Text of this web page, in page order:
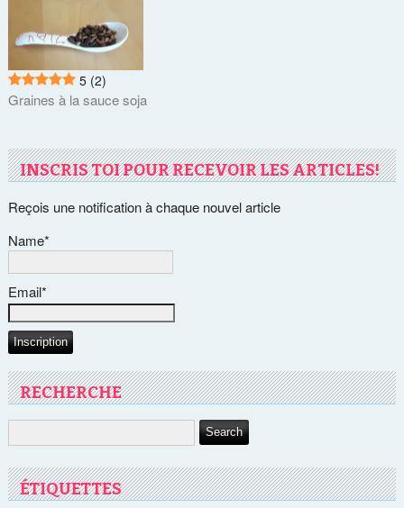
5 (2)
Graines à la sauce soja
INSCRIS TOI POUR RECEVOIR LES ARTICLES!
Reçois une notification à chaque nouvel article
Name*
Email*
RECHERCHE
ÉTIQUETTES